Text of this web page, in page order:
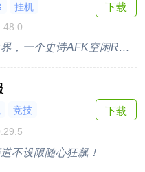
挂机
加入神话英雄的世界，一个史诗AFK空闲RPG游戏!
下载
竞技
不设限随心狂飙！
下载